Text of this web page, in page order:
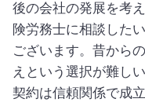
後の会社の発展を考
険労務士に相談した
ございます。昔から
えという選択が難し
契約は信頼関係で成